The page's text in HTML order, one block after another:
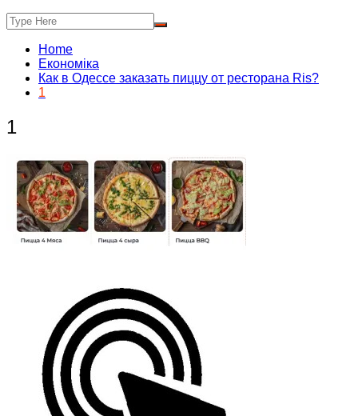
Home
Економіка
Как в Одессе заказать пиццу от ресторана Ris?
1
1